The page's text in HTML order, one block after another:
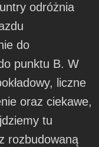
odróżnia
do
punktu B. W
liczne
oraz ciekawe,
tu
rozbudowaną